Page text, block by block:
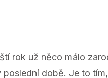
rok už něco málo
poslední době. Je to